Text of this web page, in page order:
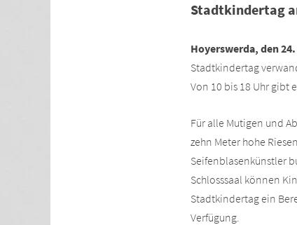
Stadtkindertag
Hoyerswerda, den 24.
Stadtkindertag
Von 10 bis 18 Uhr gibt
Für alle Mutigen und
zehn Meter hohe
Seifenblasenkünstler
Schlosssaal können
Stadtkindertag ein
Verfügung.